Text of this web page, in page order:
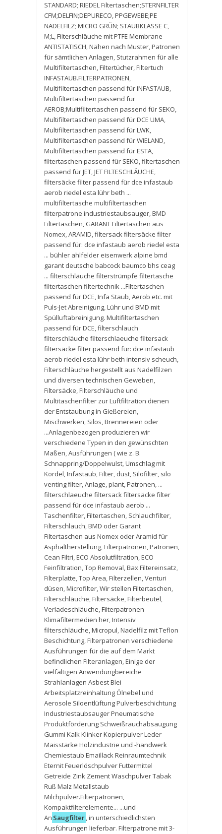
STANDARD; RIEDEL Filtertaschen;STERNFILTER
CFM;DELFIN;DEPURECO,PPGEWEBE;PE
NADELFILZ; MICRO GRÜN; STAUBKLASSE C,
M;L,Filterschläuche mit PTFE Membrane
ANTISTATISCH,Nähen nach Muster,Patronen
für sämtlichen Anlagen, Stutzrahmen für alle
Multifiltertaschen,Filtertücher,Filtertuch
INFASTAUB.FILTERPATRONEN,
Multifiltertaschen passend für INFASTAUB,
Multifiltertaschen passend für
AEROB;Multifiltertaschen passend für SEKO,
Multifiltertaschen passend für DCE UMA,
Multifiltertaschen passend für LWK,
Multifiltertaschen passend für WIELAND,
Multifiltertaschen passend für ESTA,
filtertaschen passend für SEKO,filtertaschen
passend für JET,JET FILTESCHLÄUCHE,
filtersäcke filter passend für dce infastaub
aerob riedel esta lühr beth ...
multifiltertasche multifiltertaschen
filterpatrone industriestaubsauger,BMD
Filtertaschen, GARANT Filtertaschen aus
Nomex,ARAMID,filtersack filtersäcke filter
passend für: dce infastaub aerob riedel esta
... bühler ahlfelder eisenwerk alpine bmd
garant deutsche babcock baumco bhs ceag
... filterschläuche filterstrümpfe filtertasche
filtertaschen filtertechnik ...Filtertaschen
passend für DCE,Infa Staub,Aerob etc. mit
Puls-Jet Abreinigung,Lühr und BMD mit
Spülluftabreinigung. Multifiltertaschen
passend für DCE,filterschlauch
filterschläuche filterschlaeuche filtersack
filtersäcke filter passend für: dce infastaub
aerob riedel esta lühr beth intensiv scheuch,
Filterschläuche hergestellt aus Nadelfilzen
und diversen technischen Geweben,
Filtersäcke,Filterschläuche und
Multitaschenfilter zur Luftfiltration dienen
der Entstaubung in Gießereien,
Mischwerken, Silos,Brennereien oder
...Anlagenbezogen produzieren wir
verschiedene Typen in den gewünschten
Maßen,Ausführungen ( wie z. B.
Schnappring/Doppelwulst,Umschlag mit
Kordel,Infastaub,Filter, dust, Silofilter, silo
venting filter,Anlage,plant,Patronen, ...
filterschlaeuche filtersack filtersäcke filter
passend für dce infastaub aerob ...
Taschenfilter,Filtertaschen, Schlauchfilter,
Filterschlauch,BMD oder Garant
Filtertaschen aus Nomex oder Aramid für
Asphaltherstellung,Filterpatronen,Patronen,
Cean Filtri,ECO Absolutfiltration,ECO
Feinfiltration,Top Removal,Bax Filtereinsatz,
Filterplatte,Top Area,Filterzellen,Venturi
düsen,Microfilter,Wir stellen Filtertaschen,
Filterschläuche,Filtersäcke,Filterbeutel,
Verladeschläuche,Filterpatronen
Klimafiltermedien her,Intensiv
filterschläuche,Micropul,Nadelfilz mit Teflon
Beschichtung,Filterpatronen verschiedene
Ausführungen für die auf dem Markt
befindlichen Filteranlagen,Einige der
vielfältigen Anwendungbereiche
Strahlanlagen Asbest Blei
Arbeitsplatzreinhaltung Ölnebel und
Aerosole Siloentlüftung Pulverbeschichtung
Industriestaubsauger Pneumatische
Produktförderung Schweißrauchabsaugung
Gummi Kalk Klinker Kopierpulver Leder
Maisstärke Holzindustrie und -handwerk
Chemiestaub Emaillack Reinraumtechnik
Eternit Feuerlöschpulver Futtermittel
Getreide Zink Zement Waschpulver Tabak
Ruß Malz Metallstaub
Milchpulver.Filterpatronen,
Kompaktfilterelemente... ...und
An Saugfilter,in unterschiedlichsten
Ausführungen lieferbar. Filterpatrone mit 3-